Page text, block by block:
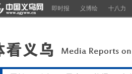
即时报 义博绘 十八力